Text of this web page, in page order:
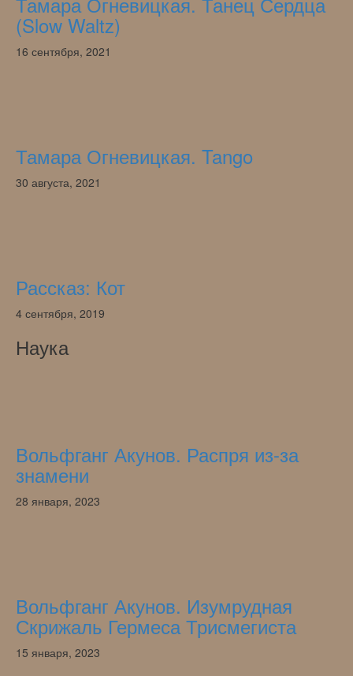
(Slow Waltz)
16 сентября, 2021
Тамара Огневицкая. Tango
30 августа, 2021
Рассказ: Кот
4 сентября, 2019
Наука
Вольфганг Акунов. Распря из-за
знамени
28 января, 2023
Вольфганг Акунов. Изумрудная
Скрижаль Гермеса Трисмегиста
15 января, 2023